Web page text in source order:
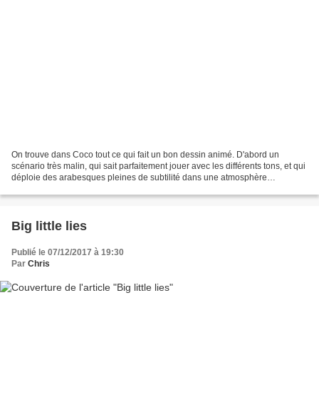
On trouve dans Coco tout ce qui fait un bon dessin animé. D'abord un
scénario très malin, qui sait parfaitement jouer avec les différents tons, et qui
déploie des arabesques pleines de subtilité dans une atmosphère
Big little lies
Publié le 07/12/2017 à 19:30
Par Chris